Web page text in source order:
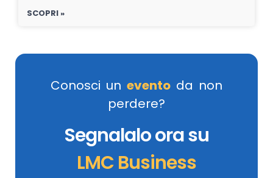
SCOPRI »
Conosci un evento da non
perdere?
Segnalalo ora su
LMC Business